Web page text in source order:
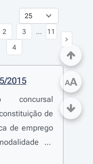
2
3
4
... 11
2015
concursal
de
de emprego
de
em
AA